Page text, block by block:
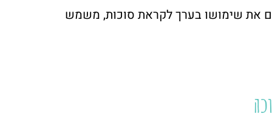
את שימושו בערך לקראת סוכות, משמש